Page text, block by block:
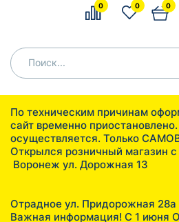
0 0 0
По техническим причинам
сайт временно
осуществляется. Только
Открылся розничный магазин
Воронеж ул.
Отрадное ул. Придорожная 28а
Важная информация! С 1